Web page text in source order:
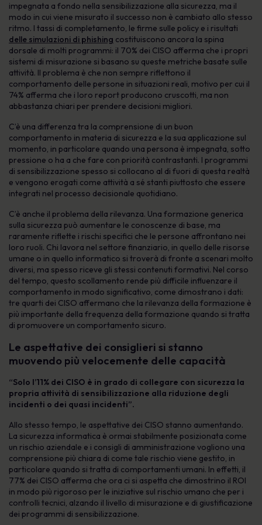
impegnata a fondo nella sensibilizzazione alla sicurezza, ma il
modo in cui viene misurato il successo non è cambiato allo stesso
ritmo. I tassi di completamento, le firme sulle policy e i risultati
delle simulazioni di phishing costituiscono ancora la spina
dorsale di molti programmi: il 70% dei CISO afferma che i propri
sistemi di misurazione si basano su queste metriche basate sulle
attività. Il problema è che non sempre riflettono il
comportamento delle persone in situazioni reali, motivo per cui il
74% afferma che i loro report producono cruscotti, ma non
abbastanza chiari per prendere decisioni migliori.
C’è una differenza tra la comprensione di un buon
comportamento in materia di sicurezza e la sua applicazione sul
momento, in particolare quando una persona è impegnata, sotto
pressione o ha a che fare con priorità contrastanti. I programmi
di sensibilizzazione spesso si collocano al di fuori di questa realtà
e vengono erogati come attività a sé stanti piuttosto che essere
integrati nel processo decisionale quotidiano.
C’è anche il problema della rilevanza. Una formazione generica
sulla sicurezza può aumentare le conoscenze di base, ma
raramente riflette i rischi specifici che le persone affrontano nei
loro ruoli. Chi lavora nel settore finanziario, in quello delle risorse
umane o in quello informatico si troverà di fronte a scenari molto
diversi, ma spesso riceve gli stessi contenuti formativi. Nel corso
del tempo, questo scollamento rende più difficile influenzare il
comportamento in modo significativo, come dimostrano i dati:
tre quarti dei CISO affermano che la rilevanza della formazione è
più importante della frequenza della formazione quando si tratta
di promuovere un comportamento sicuro.
Le aspettative dei consiglieri si stanno
muovendo più velocemente delle capacità
“Solo l’11% dei CISO è in grado di collegare con sicurezza la
propria attività di sensibilizzazione alla riduzione degli
incidenti o dei quasi incidenti”.
Allo stesso tempo, le aspettative dei CISO stanno aumentando.
La sicurezza informatica è ormai stabilmente posizionata come
un rischio aziendale e i consigli di amministrazione vogliono una
comprensione più chiara di come tale rischio viene gestito, in
particolare quando si tratta di comportamenti umani. In effetti, il
77% dei CISO afferma che ora ci si aspetta che dimostrino il ROI
in modo più rigoroso per le iniziative sul rischio umano che per i
controlli tecnici, alzando il livello di misurazione e di giustificazione
dei programmi di sensibilizzazione.